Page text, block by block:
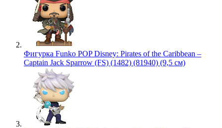
Фигурка Funko POP Disney: Pirates of the Caribbean –
Captain Jack Sparrow (FS) (1482) (81940) (9,5 см)